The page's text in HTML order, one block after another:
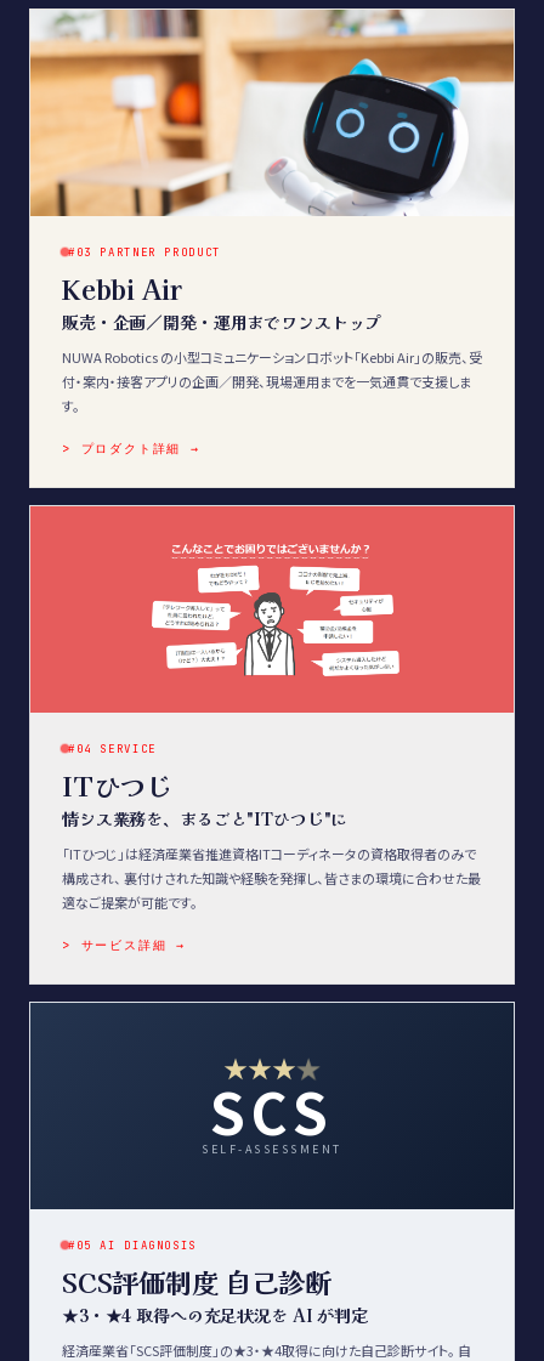
#03 PARTNER PRODUCT
Kebbi Air
販売・企画／開発・運用までワンストップ
NUWA Robotics の小型コミュニケーションロボット「Kebbi Air」の販売、受
付・案内・接客アプリの企画／開発、現場運用までを一気通貫で支援しま
す。
> プロダクト詳細 →
#04 SERVICE
ITひつじ
情シス業務を、まるごと"ITひつじ"に
「ITひつじ」は経済産業省推進資格ITコーディネータの資格取得者のみで
構成され、 裏付けされた知識や経験を発揮し、皆さまの環境に合わせた最
適なご提案が可能です。
> サービス詳細 →
★★★★
SCS
SELF-ASSESSMENT
#05 AI DIAGNOSIS
SCS評価制度 自己診断
★3・★4 取得への充足状況を AI が判定
経済産業省「SCS評価制度」の★3・★4取得に向けた自己診断サイト。 自